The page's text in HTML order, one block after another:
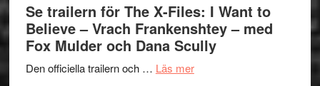
–
en
Festival
Se trailern för The X-Files: I Want to
Believe – Vrach Frankenshtey – med
Fox Mulder och Dana Scully
Den officiella trailern och … Läs merom